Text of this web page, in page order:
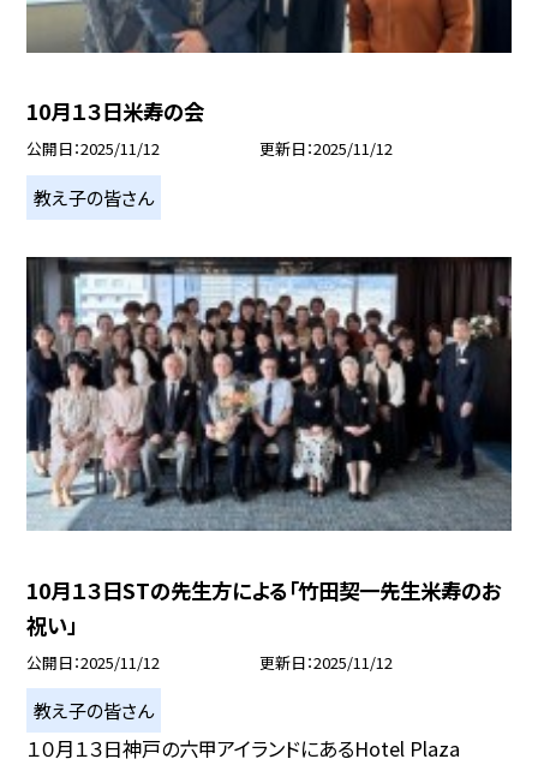
10月１３日米寿の会
公開日 2025/11/12 更新日 2025/11/12
教え子の皆さん
10月１３日STの先生方による「竹田契一先生米寿のお
祝い」
公開日 2025/11/12 更新日 2025/11/12
教え子の皆さん
１０月１３日神戸の六甲アイランドにあるHotel Plaza